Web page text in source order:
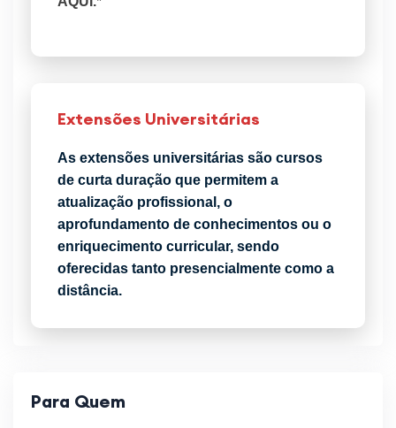
Extensões Universitárias
As extensões universitárias são cursos
de curta duração que permitem a
atualização profissional, o
aprofundamento de conhecimentos ou o
enriquecimento curricular, sendo
oferecidas tanto presencialmente como a
distância.
Para Quem